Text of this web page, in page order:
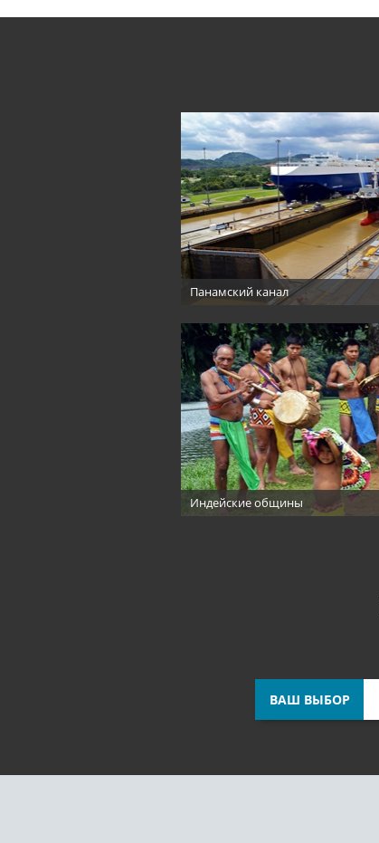
Панамский канал
Индейские общины
ВАШ ВЫБОР